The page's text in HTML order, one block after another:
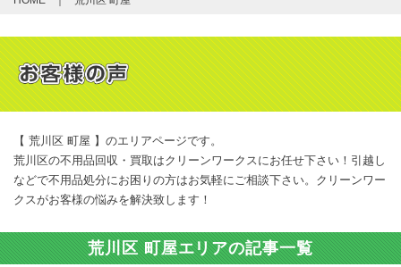
【 荒川区 町屋 】のエリアページです。
荒川区の不用品回収・買取はクリーンワークスにお任せ下さい！引越し
などで不用品処分にお困りの方はお気軽にご相談下さい。クリーンワー
クスがお客様の悩みを解決致します！
荒川区 町屋エリアの記事一覧